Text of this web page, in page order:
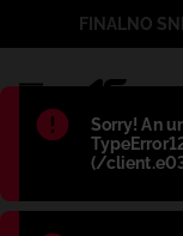
Błąd:
Sorry! An
(/
FINALNO